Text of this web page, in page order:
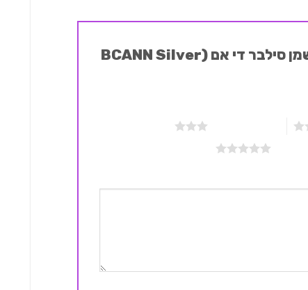
היה הראשון לכתוב סקירה “שמן סילבר די אם (BCANN Silver